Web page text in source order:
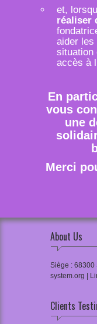
et,
réaliser
aider les
situation
accès à
En
vous
une
Merci
About Us
Siège : 68300
system.org |
Clients